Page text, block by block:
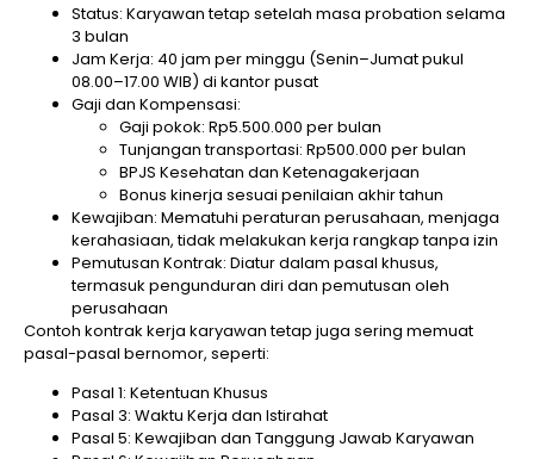
Status: Karyawan tetap setelah masa probation selama
3 bulan
Jam Kerja: 40 jam per minggu (Senin–Jumat pukul
08.00–17.00 WIB) di kantor pusat
Gaji dan Kompensasi:
Gaji pokok: Rp5.500.000 per bulan
Tunjangan transportasi: Rp500.000 per bulan
BPJS Kesehatan dan Ketenagakerjaan
Bonus kinerja sesuai penilaian akhir tahun
Kewajiban: Mematuhi peraturan perusahaan, menjaga
kerahasiaan, tidak melakukan kerja rangkap tanpa izin
Pemutusan Kontrak: Diatur dalam pasal khusus,
termasuk pengunduran diri dan pemutusan oleh
perusahaan
Contoh kontrak kerja karyawan tetap juga sering memuat
pasal-pasal bernomor, seperti:
Pasal 1: Ketentuan Khusus
Pasal 3: Waktu Kerja dan Istirahat
Pasal 5: Kewajiban dan Tanggung Jawab Karyawan